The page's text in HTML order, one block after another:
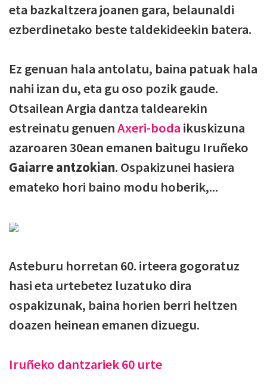
eta bazkaltzera joanen gara, belaunaldi
ezberdinetako beste taldekideekin batera.
Ez genuan hala antolatu, baina patuak hala
nahi izan du, eta gu oso pozik gaude.
Otsailean Argia dantza taldearekin
estreinatu genuenAxeri-boda ikuskizuna
azaroaren 30ean emanen baitugu Iruñeko
Gaiarre antzokian. Ospakizunei hasiera
emateko hori baino modu hoberik,...
Asteburu horretan 60. irteera gogoratuz
hasi eta urtebetez luzatuko dira
ospakizunak, baina horien berri heltzen
doazen heinean emanen dizuegu.
Iruñeko dantzariek 60 urte